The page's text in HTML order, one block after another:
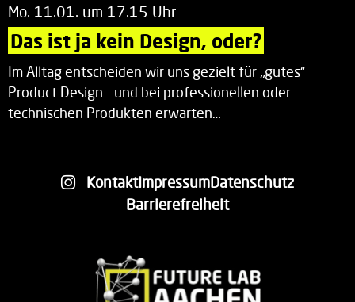
Mo. 11.01. um 17.15 Uhr
Das ist ja kein Design, oder?
Im Alltag entscheiden wir uns gezielt für „gutes“
Product Design – und bei professionellen oder
technischen Produkten erwarten…
KontaktImpressumDatenschutz
Barrierefreiheit